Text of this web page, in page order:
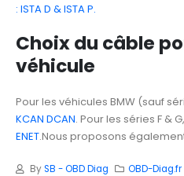
: ISTA D & ISTA P.
Choix du câble
véhicule
Pour les véhicules BMW (sauf
KCAN DCAN. Pour les séries F &
ENET.Nous proposons
BySB - OBD Diag OBD-Diag.fr